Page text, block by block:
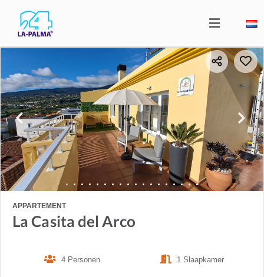
APPARTEMENT
La Casita del Arco
4 Personen 1 Slaapkamer